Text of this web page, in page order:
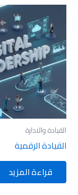
القيادة والادارة
القيادة الرقمية
قراءة المزيد